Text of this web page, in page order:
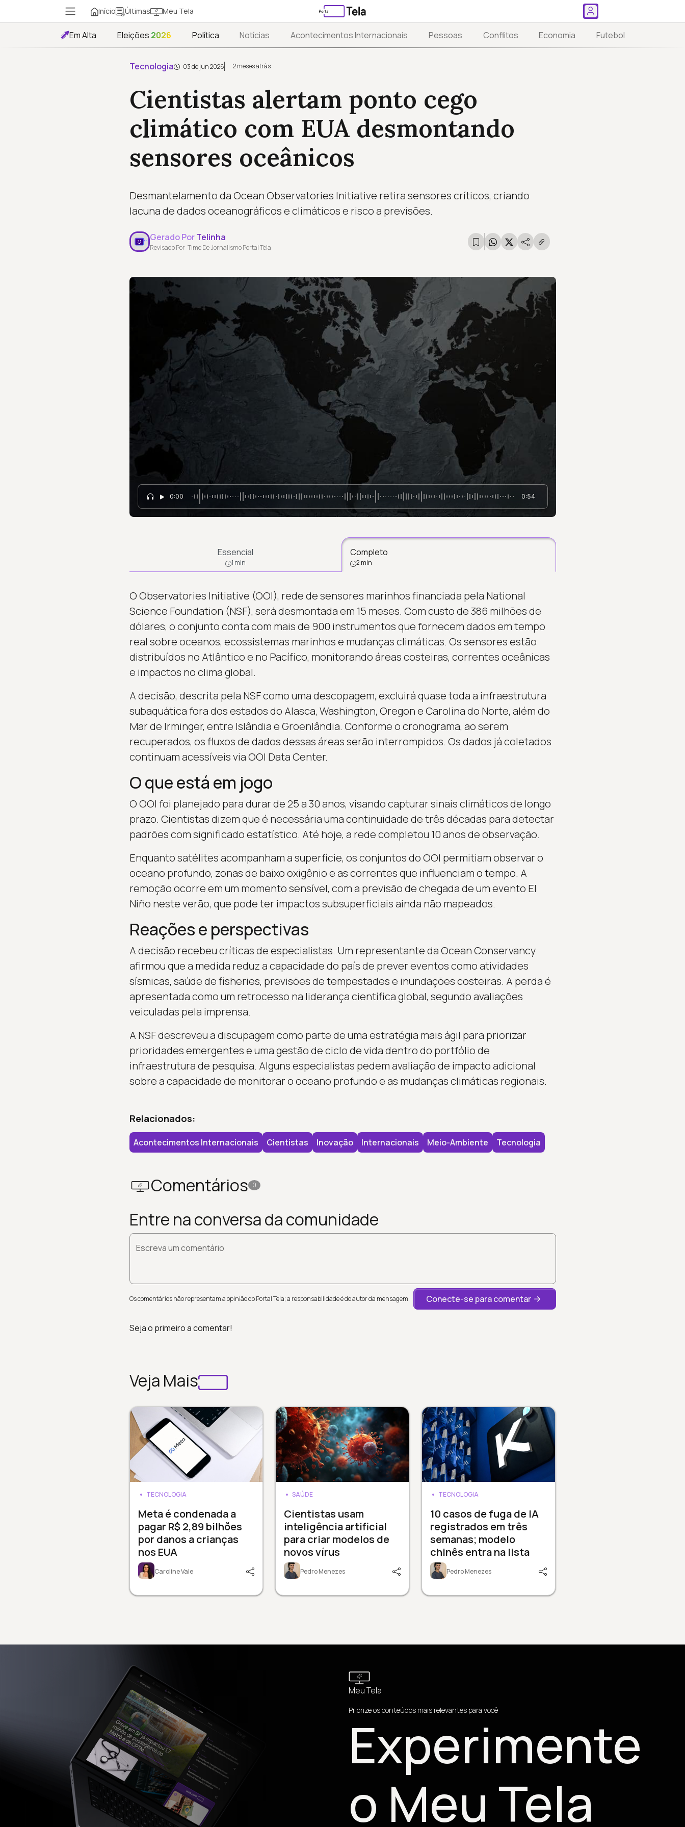
Início Últimas Meu Tela
Em Alta Eleições 2026 Política Notícias Acontecimentos Internacionais Pessoas Conflitos Economia Futebol
Tecnologia 03 de jun 2026 2 meses atrás
Cientistas alertam ponto cego
climático com EUA desmontando
sensores oceânicos
Desmantelamento da Ocean Observatories Initiative retira sensores críticos, criando
lacuna de dados oceanográficos e climáticos e risco a previsões.
Gerado PorTelinha
Revisado Por: Time De Jornalismo Portal Tela
0:00 0:54
Essencial
1 min
Completo
2 min
O Observatories Initiative (OOI), rede de sensores marinhos financiada pela National
Science Foundation (NSF), será desmontada em 15 meses. Com custo de 386 milhões de
dólares, o conjunto conta com mais de 900 instrumentos que fornecem dados em tempo
real sobre oceanos, ecossistemas marinhos e mudanças climáticas. Os sensores estão
distribuídos no Atlântico e no Pacífico, monitorando áreas costeiras, correntes oceânicas
e impactos no clima global.
A decisão, descrita pela NSF como uma descopagem, excluirá quase toda a infraestrutura
subaquática fora dos estados do Alasca, Washington, Oregon e Carolina do Norte, além do
Mar de Irminger, entre Islândia e Groenlândia. Conforme o cronograma, ao serem
recuperados, os fluxos de dados dessas áreas serão interrompidos. Os dados já coletados
continuam acessíveis via OOI Data Center.
O que está em jogo
O OOI foi planejado para durar de 25 a 30 anos, visando capturar sinais climáticos de longo
prazo. Cientistas dizem que é necessária uma continuidade de três décadas para detectar
padrões com significado estatístico. Até hoje, a rede completou 10 anos de observação.
Enquanto satélites acompanham a superfície, os conjuntos do OOI permitiam observar o
oceano profundo, zonas de baixo oxigênio e as correntes que influenciam o tempo. A
remoção ocorre em um momento sensível, com a previsão de chegada de um evento El
Niño neste verão, que pode ter impactos subsuperficiais ainda não mapeados.
Reações e perspectivas
A decisão recebeu críticas de especialistas. Um representante da Ocean Conservancy
afirmou que a medida reduz a capacidade do país de prever eventos como atividades
sísmicas, saúde de fisheries, previsões de tempestades e inundações costeiras. A perda é
apresentada como um retrocesso na liderança científica global, segundo avaliações
veiculadas pela imprensa.
A NSF descreveu a discupagem como parte de uma estratégia mais ágil para priorizar
prioridades emergentes e uma gestão de ciclo de vida dentro do portfólio de
infraestrutura de pesquisa. Alguns especialistas pedem avaliação de impacto adicional
sobre a capacidade de monitorar o oceano profundo e as mudanças climáticas regionais.
Relacionados:
Acontecimentos Internacionais Cientistas Inovação Internacionais Meio-Ambiente Tecnologia
Comentários 0
Entre na conversa da comunidade
Escreva um comentário
Os comentários não representam a opinião do Portal Tela; a responsabilidade é do autor da mensagem. Conecte-se para comentar
Seja o primeiro a comentar!
Veja Mais
TECNOLOGIA
Meta é condenada a
pagar R$ 2,89 bilhões
por danos a crianças
nos EUA
Caroline Vale
SAÚDE
Cientistas usam
inteligência artificial
para criar modelos de
novos vírus
Pedro Menezes
TECNOLOGIA
10 casos de fuga de IA
registrados em três
semanas; modelo
chinês entra na lista
Pedro Menezes
Meu Tela
Priorize os conteúdos mais relevantes para você
Experimente
o Meu Tela